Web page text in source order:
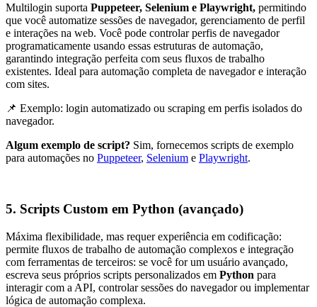
Multilogin suporta Puppeteer, Selenium e Playwright, permitindo
que você automatize sessões de navegador, gerenciamento de perfil
e interações na web. Você pode controlar perfis de navegador
programaticamente usando essas estruturas de automação,
garantindo integração perfeita com seus fluxos de trabalho
existentes. Ideal para automação completa de navegador e interação
com sites.
📌 Exemplo: login automatizado ou scraping em perfis isolados do
navegador.
Algum exemplo de script? Sim, fornecemos scripts de exemplo
para automações no Puppeteer, Selenium e Playwright.
5. Scripts Custom em Python (avançado)
Máxima flexibilidade, mas requer experiência em codificação:
permite fluxos de trabalho de automação complexos e integração
com ferramentas de terceiros: se você for um usuário avançado,
escreva seus próprios scripts personalizados em Python para
interagir com a API, controlar sessões do navegador ou implementar
lógica de automação complexa.